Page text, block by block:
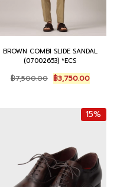
BROWN COMBI SLIDE SANDAL
(07002653) *ECS
฿7,500.00 Original
price
฿7,500.00.
฿3,750.00Current
price
฿3,750.00.
15%